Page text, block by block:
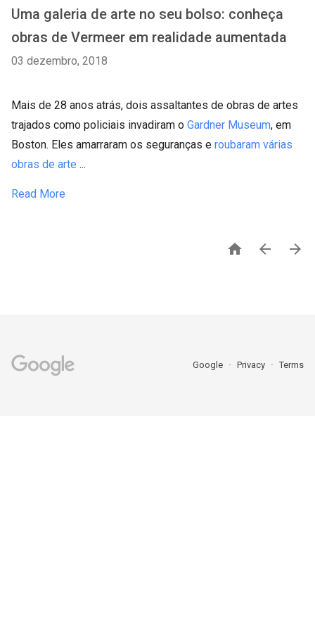
Uma galeria de arte no seu bolso: conheça
obras de Vermeer em realidade aumentada
03 dezembro, 2018
Mais de 28 anos atrás, dois assaltantes de obras de artes
trajados como policiais invadiram o Gardner Museum, em
Boston. Eles amarraram os seguranças e roubaram várias
obras de arte ...
Read More
  
Google Privacy Terms